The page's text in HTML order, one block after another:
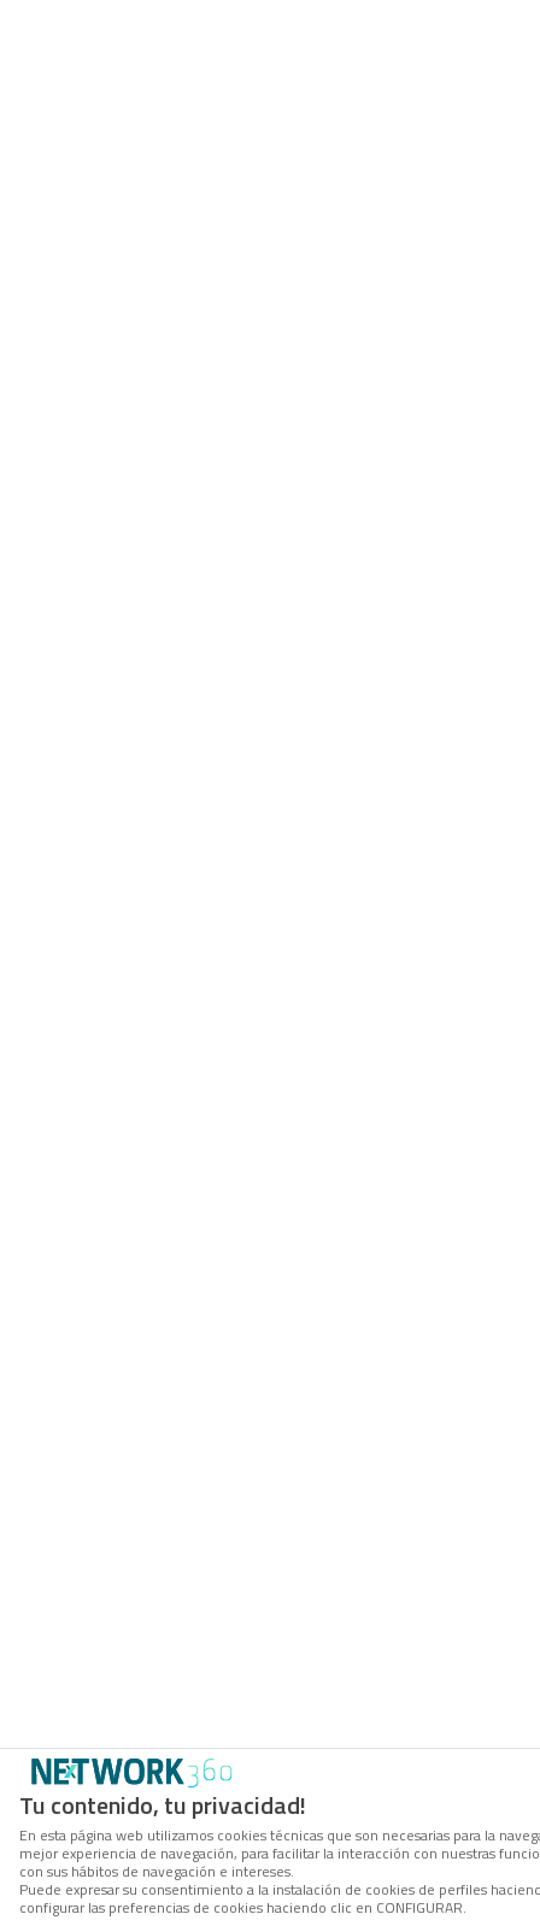
Tu contenido, tu privacidad!
En esta página web utilizamos cookies técnicas que son necesarias para la
mejor experiencia de navegación, para facilitar la interacción con nuestras
con sus hábitos de navegación e intereses.
Puede expresar su consentimiento a la instalación de cookies de perfiles
configurar las preferencias de cookies haciendo clic en CONFIGURAR.